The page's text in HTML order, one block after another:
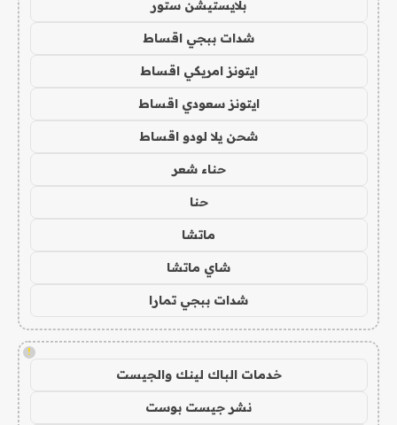
بلايستيشن ستور
شدات ببجي اقساط
ايتونز امريكي اقساط
ايتونز سعودي اقساط
شحن يلا لودو اقساط
حناء شعر
حنا
ماتشا
شاي ماتشا
شدات ببجي تمارا
!
خدمات الباك لينك والجيست
نشر جيست بوست